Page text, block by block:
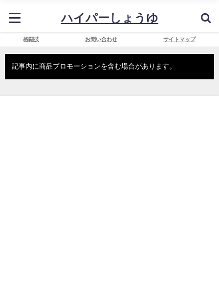
ハイパーしょうゆ
格闘技 お問い合わせ サイトマップ
記事内に商品プロモーションを含む場合があります。